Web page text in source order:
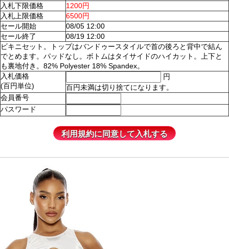
入札下限価格
1200円
入札上限価格
6500円
セール開始
08/05 12:00
セール終了
08/19 12:00
ビキニセット。トップはバンドゥースタイルで首の後ろと背中で結ん
でとめます。パッドなし。ボトムはタイサイドのハイカット。上下と
も裏地付き。82% Polyester 18% Spandex。
入札価格
(百円単位)
円
百円未満は切り捨てになります。
会員番号
パスワード